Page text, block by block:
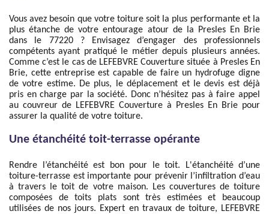
Vous avez besoin que votre toiture soit la plus performante et la
plus étanche de votre entourage atour de la Presles En Brie
dans le 77220 ? Envisagez d’engager des professionnels
compétents ayant pratiqué le métier depuis plusieurs années.
Comme c’est le cas de LEFEBVRE Couverture située à Presles En
Brie, cette entreprise est capable de faire un hydrofuge digne
de votre estime. De plus, le déplacement et le devis est déjà
pris en charge par la société. Donc n’hésitez pas à faire appel
au couvreur de LEFEBVRE Couverture à Presles En Brie pour
assurer la qualité de votre toiture.
Une étanchéité toit-terrasse opérante
Rendre l’étanchéité est bon pour le toit. L'étanchéité d’une
toiture-terrasse est importante pour prévenir l’infiltration d’eau
à travers le toit de votre maison. Les couvertures de toiture
composées de toits plats sont très estimées et beaucoup
utilisées de nos jours. Expert en travaux de toiture, LEFEBVRE